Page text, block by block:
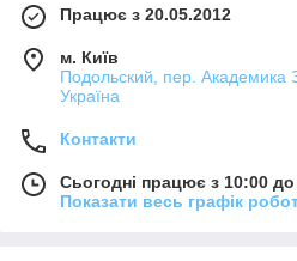
Працює з 20.05.2012
м. Київ
Подольский, пер. Академика
Україна
Контакти
Сьогодні працює з 10:00
Показати весь графік